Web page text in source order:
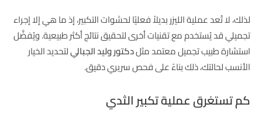
لذلك، لا تُعد عملية الليزر بديلاً فعليًا لحشوات التكبير، إذ ما هي إلا إجراء
تجميلي قد يُستخدم مع تقنيات أخرى لتحقيق نتائج أكثر طبيعية. ويُفضَّل
استشارة طبيب تجميل معتمد مثلدكتور وليد الجباليلتحديد الخيار
الأنسب لحالتك، ذلك بناءً على فحص سريري دقيق.
كم تستغرق عملية تكبير الثدي